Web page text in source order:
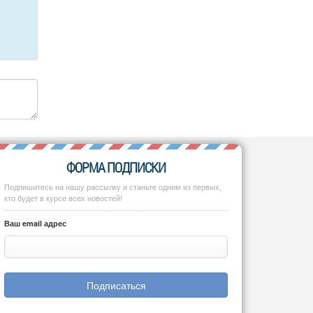
ФОРМА ПОДПИСКИ
Подпишитесь на нашу рассылку и станьте одним из первых,
кто будет в курсе всех новостей!
Ваш email адрес
Подписаться